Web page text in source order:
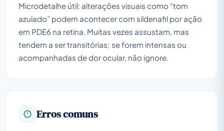
Microdetalhe útil: alterações visuais como “tom
azulado” podem acontecer com sildenafil por ação
em PDE6 na retina. Muitas vezes assustam, mas
tendem a ser transitórias; se forem intensas ou
acompanhadas de dor ocular, não ignore.
Erros comuns